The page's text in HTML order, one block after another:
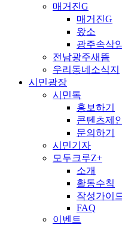
매거진G
매거진G
왔소
광주속삭
전남광주새뜸
우리동네소식지
시민광장
시민톡
홍보하기
콘텐츠제
문의하기
시민기자
모두크루Z+
소개
활동수칙
작성가이
FAQ
이벤트